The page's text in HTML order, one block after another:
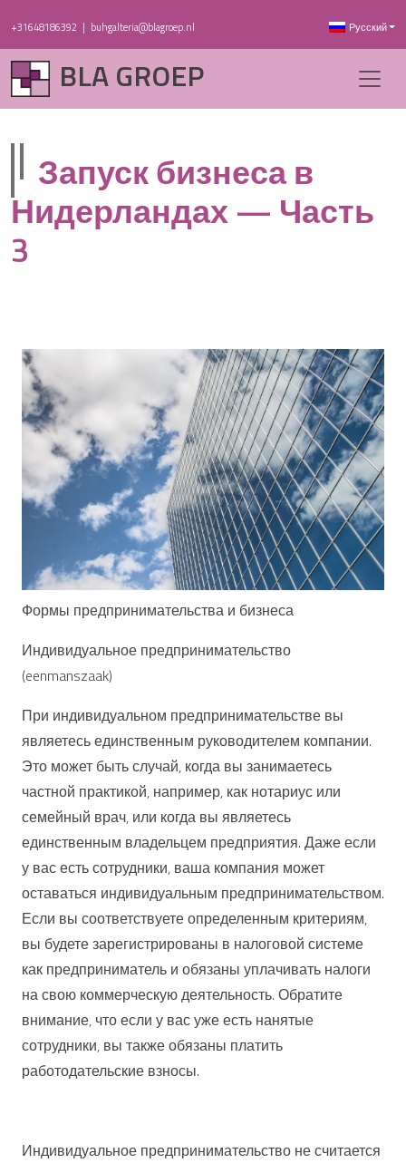
+31648186392 | buhgalteria@blagroep.nl Русский
BLA GROEP
Запуск бизнеса в
Нидерландах — Часть
3
Формы предпринимательства и бизнеса
Индивидуальное предпринимательство
(eenmanszaak)
При индивидуальном предпринимательстве вы
являетесь единственным руководителем компании.
Это может быть случай, когда вы занимаетесь
частной практикой, например, как нотариус или
семейный врач, или когда вы являетесь
единственным владельцем предприятия. Даже если
у вас есть сотрудники, ваша компания может
оставаться индивидуальным предпринимательством.
Если вы соответствуете определенным критериям,
вы будете зарегистрированы в налоговой системе
как предприниматель и обязаны уплачивать налоги
на свою коммерческую деятельность. Обратите
внимание, что если у вас уже есть нанятые
сотрудники, вы также обязаны платить
работодательские взносы.
Индивидуальное предпринимательство не считается